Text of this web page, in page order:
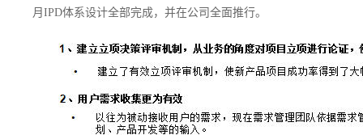
月IPD体系设计全部完成，并在公司全面推行。